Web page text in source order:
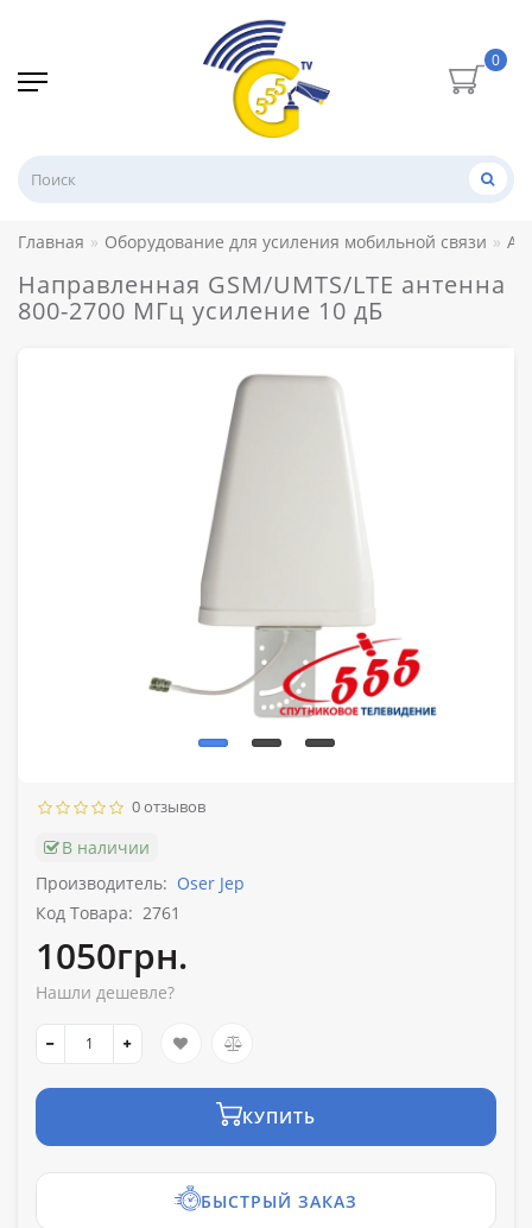
0
Главная Оборудование для усиления мобильной связи
Направленная GSM/UMTS/LTE антенна
800-2700 МГц усиление 10 дБ
0 отзывов
В наличии
Производитель: Oser Jep
Код Товара: 2761
1050грн.
Нашли дешевле?
КУПИТЬ
БЫСТРЫЙ ЗАКАЗ